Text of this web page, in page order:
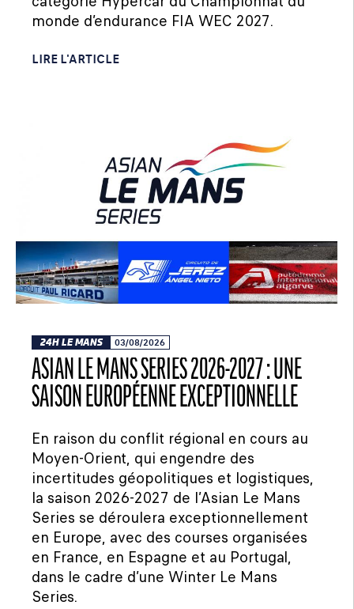
monde d’endurance FIA WEC 2027.
LIRE L'ARTICLE
24H LE MANS 03/08/2026
ASIAN LE MANS SERIES 2026-2027 : UNE
SAISON EUROPÉENNE EXCEPTIONNELLE
En raison du conflit régional en cours au
Moyen-Orient, qui engendre des
incertitudes géopolitiques et logistiques,
la saison 2026-2027 de l’Asian Le Mans
Series se déroulera exceptionnellement
en Europe, avec des courses organisées
en France, en Espagne et au Portugal,
dans le cadre d’une Winter Le Mans
Series.